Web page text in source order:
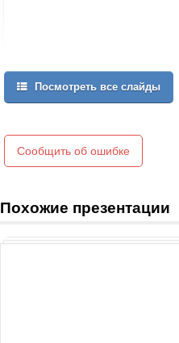
Посмотреть все слайды
Сообщить об ошибке
Похожие презентации